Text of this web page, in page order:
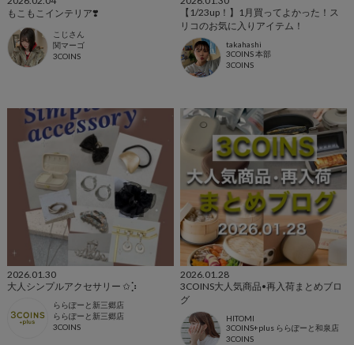
もこもこインテリア❣️
こじさん
関マーゴ
3COINS
【1/23up！】1月買ってよかった！ス
リコのお気に入りアイテム！
takahashi
3COINS 本部
3COINS
2026.01.30
大人シンプルアクセサリー ✩⡱
ららぽーと新三郷店
ららぽーと新三郷店
3COINS
2026.01.28
3COINS大人気商品•再入荷まとめブロ
グ
HITOMI
3COINS+plus ららぽーと和泉店
3COINS